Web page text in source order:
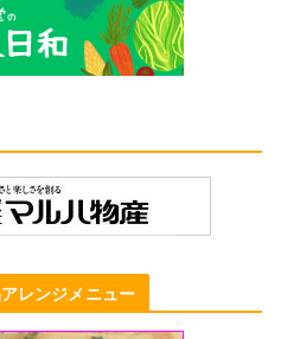
レンジメニュー